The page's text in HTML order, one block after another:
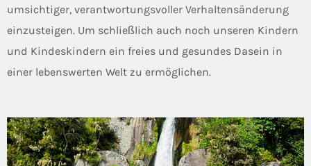
umsichtiger, verantwortungsvoller Verhaltensänderung
einzusteigen. Um schließlich auch noch unseren Kindern
und Kindeskindern ein freies und gesundes Dasein in
einer lebenswerten Welt zu ermöglichen.